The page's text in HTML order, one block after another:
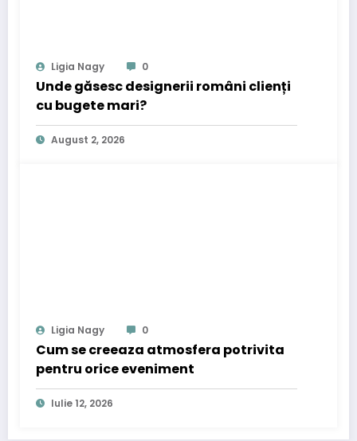
Ligia Nagy 0
Unde găsesc designerii români clienți
cu bugete mari?
August 2, 2026
Ligia Nagy 0
Cum se creeaza atmosfera potrivita
pentru orice eveniment
Iulie 12, 2026